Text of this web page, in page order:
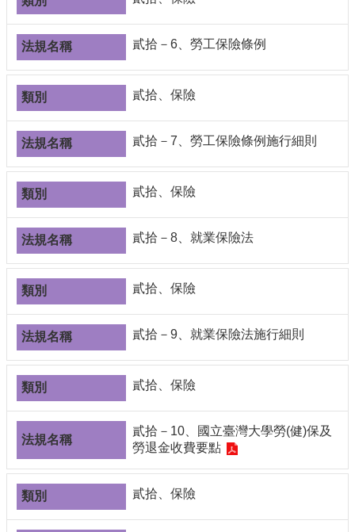
錄
搜
尋
它
業
務
相
活
動
貳拾－6、勞工保險條例
貳拾、保險
貳拾－7、勞工保險條例施行細則
貳拾、保險
貳拾－8、就業保險法
貳拾、保險
貳拾－9、就業保險法施行細則
貳拾、保險
貳拾－10、國立臺灣大學勞(健)保及
勞退金收費要點
貳拾、保險